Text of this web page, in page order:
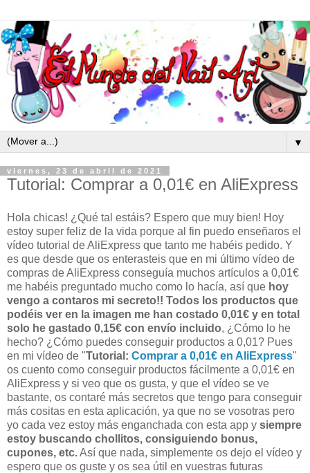
▼
viernes, 23 de abril de 2021
Tutorial: Comprar a 0,01€ en AliExpress
Hola chicas! ¿Qué tal estáis? Espero que muy bien! Hoy
estoy super feliz de la vida porque al fin puedo enseñaros el
vídeo tutorial de AliExpress que tanto me habéis pedido. Y
es que desde que os enterasteis que en mi último vídeo de
compras de AliExpress conseguía muchos artículos a 0,01€
me habéis preguntado mucho como lo hacía, así que hoy
vengo a contaros mi secreto!! Todos los productos que
podéis ver en la imagen me han costado 0,01€ y en total
solo he gastado 0,15€ con envío incluido, ¿Cómo lo he
hecho? ¿Cómo puedes conseguir productos a 0,01? Pues
en mi vídeo de "Tutorial: Comprar a 0,01€ en AliExpress"
os cuento como conseguir productos fácilmente a 0,01€ en
AliExpress y si veo que os gusta, y que el vídeo se ve
bastante, os contaré más secretos que tengo para conseguir
más cositas en esta aplicación, ya que no se vosotras pero
yo cada vez estoy más enganchada con esta app y siempre
estoy buscando chollitos, consiguiendo bonus,
cupones, etc.Así que nada, simplemente os dejo el vídeo y
espero que os guste y os sea útil en vuestras futuras